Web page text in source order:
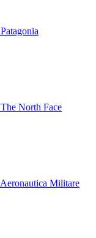
Patagonia
The North Face
Aeronautica Militare